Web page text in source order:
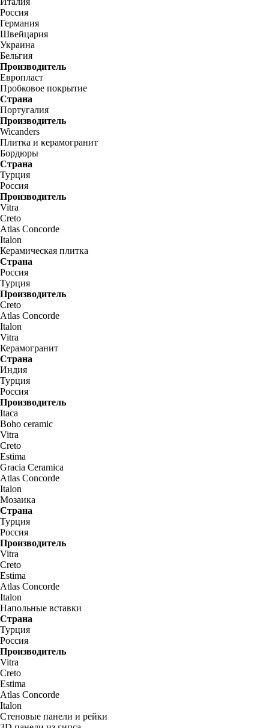
Россия
Германия
Швейцария
Украина
Бельгия
Производитель
Европласт
Пробковое покрытие
Страна
Португалия
Производитель
Wicanders
Плитка и керамогранит
Бордюры
Страна
Турция
Россия
Производитель
Vitra
Creto
Atlas Concorde
Italon
Керамическая плитка
Страна
Россия
Турция
Производитель
Creto
Atlas Concorde
Italon
Vitra
Керамогранит
Страна
Индия
Турция
Россия
Производитель
Itaca
Boho ceramic
Vitra
Creto
Estima
Gracia Ceramica
Atlas Concorde
Italon
Мозаика
Страна
Турция
Россия
Производитель
Vitra
Creto
Estima
Atlas Concorde
Italon
Напольные вставки
Страна
Турция
Россия
Производитель
Vitra
Creto
Estima
Atlas Concorde
Italon
Стеновые панели и рейки